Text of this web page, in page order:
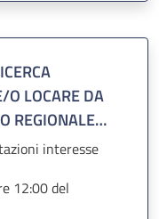
LAVORI DI
ALLA
E ALL’ANALISI
D.LGS
IL SITO
O LOCARE DA
REGIONALE
interesse
12:00 del